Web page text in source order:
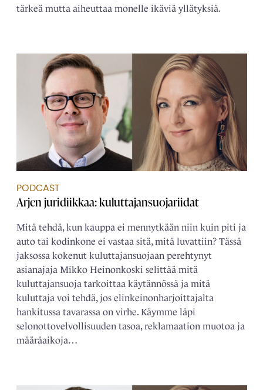
tärkeä mutta aiheuttaa monelle ikäviä yllätyksiä.
PODCAST
Arjen juridiikkaa: kuluttajansuojariidat
Mitä tehdä, kun kauppa ei mennytkään niin kuin piti ja
auto tai kodinkone ei vastaa sitä, mitä luvattiin? Tässä
jaksossa kokenut kuluttajansuojaan perehtynyt
asianajaja Mikko Heinonkoski selittää mitä
kuluttajansuoja tarkoittaa käytännössä ja mitä
kuluttaja voi tehdä, jos elinkeinonharjoittajalta
hankitussa tavarassa on virhe. Käymme läpi
selonottovelvollisuuden tasoa, reklamaation muotoa ja
määräaikoja…